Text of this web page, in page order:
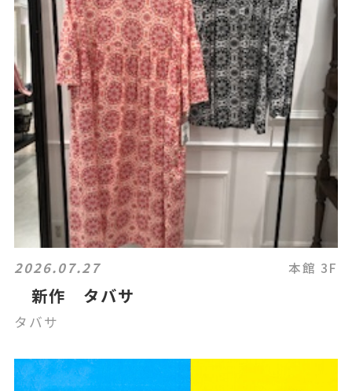
2026.07.27 本館 3F
新作 タバサ
タバサ